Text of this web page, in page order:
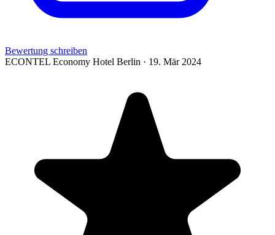
Bewertung schreiben
ECONTEL Economy Hotel Berlin · 19. Mär 2024